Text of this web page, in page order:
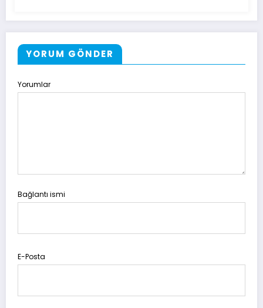
YORUM GÖNDER
Yorumlar
Bağlantı ismi
E-Posta